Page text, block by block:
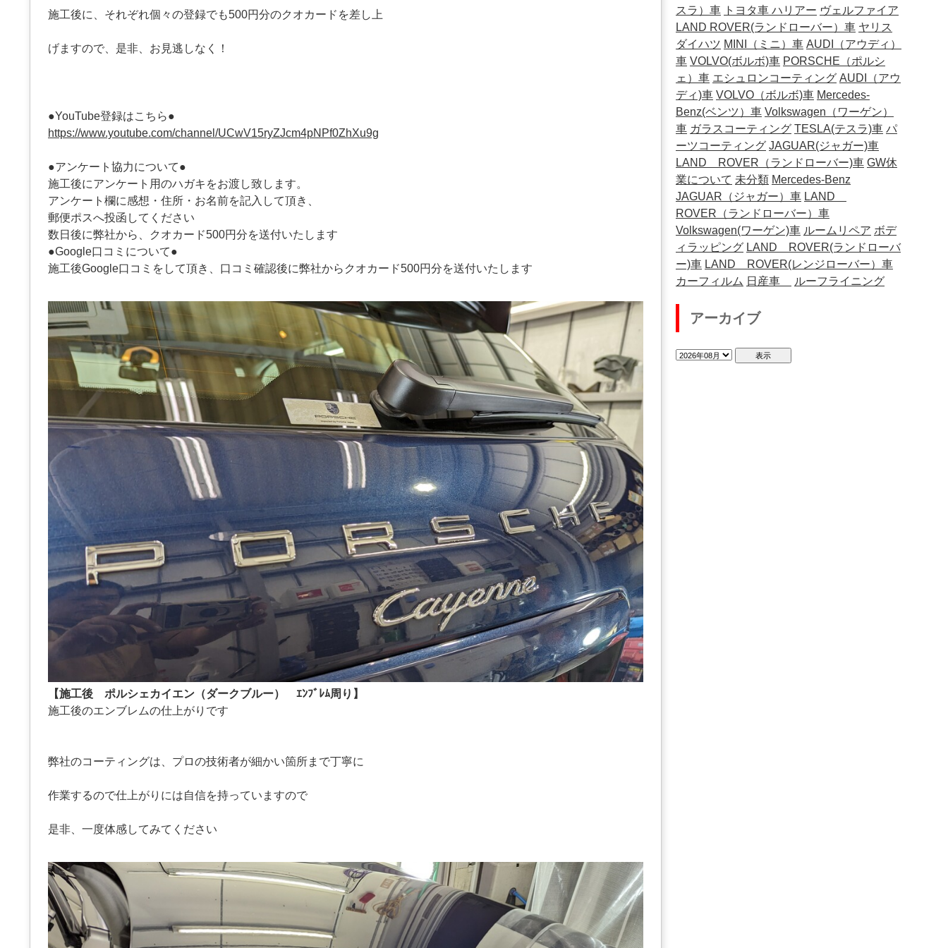
施工後に、それぞれ個々の登録でも500円分のクオカードを差し上
げますので、是非、お見逃しなく！
●YouTube登録はこちら●
https://www.youtube.com/channel/UCwV15ryZJcm4pNPf0ZhXu9g
●アンケート協力について●
施工後にアンケート用のハガキをお渡し致します。
アンケート欄に感想・住所・お名前を記入して頂き、
郵便ポスへ投函してください
数日後に弊社から、クオカード500円分を送付いたします
●Google口コミについて●
施工後Google口コミをして頂き、口コミ確認後に弊社からクオカード500円分を送付いたします
【施工後 ポルシェカイエン（ダークブルー） ｴﾝﾌﾞﾚﾑ周り】
施工後のエンブレムの仕上がりです
弊社のコーティングは、プロの技術者が細かい箇所まで丁寧に
作業するので仕上がりには自信を持っていますので
是非、一度体感してみてください
スラ）車 トヨタ車 ハリアー ヴェルファイア
LAND ROVER(ランドローバー）車 ヤリス
ダイハツ MINI（ミニ）車 AUDI（アウディ）
車 VOLVO(ボルボ)車 PORSCHE（ポルシ
ェ）車 エシュロンコーティング AUDI（アウ
ディ)車 VOLVO（ボルボ)車 Mercedes-
Benz(ベンツ）車 Volkswagen（ワーゲン）
車 ガラスコーティング TESLA(テスラ)車 パ
ーツコーティング JAGUAR(ジャガー)車
LAND ROVER（ランドローバー)車 GW休
業について 未分類 Mercedes-Benz
JAGUAR（ジャガー）車 LAND
ROVER（ランドローバー）車
Volkswagen(ワーゲン)車 ルームリペア ボデ
ィラッピング LAND ROVER(ランドローバ
ー)車 LAND ROVER(レンジローバー）車
カーフィルム 日産車 ルーフライニング
アーカイブ